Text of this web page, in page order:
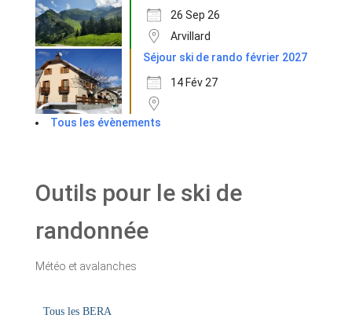
26 Sep 26
Arvillard
Séjour ski de rando février 2027
14 Fév 27
Tous les évènements
Outils pour le ski de
randonnée
Météo et avalanches
Tous les BERA